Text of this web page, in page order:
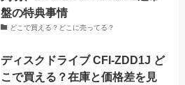
盤の特典事情
どこで買える？どこに売ってる？
ディスクドライブ CFI-ZDD1J ど
こで買える？在庫と価格差を見